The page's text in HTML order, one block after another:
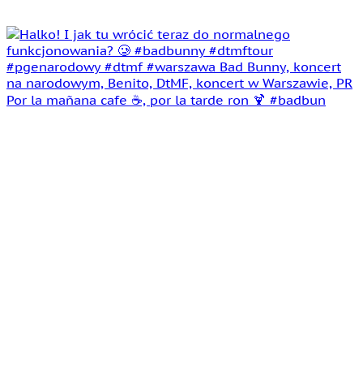
Por la mañana cafe ☕️, por la tarde ron 🍹 #badbun